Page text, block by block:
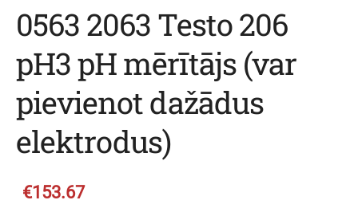
0563 2063 Testo 206
pH3 pH mērītājs (var
pievienot dažādus
elektrodus)
€153.67